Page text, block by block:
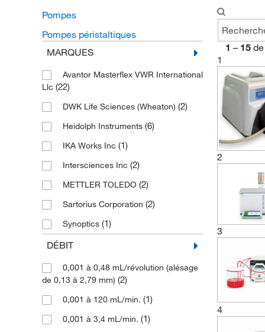
Pompes
Pompes péristaltiques
MARQUES
Avantor Masterflex VWR International
Llc (22)
DWK Life Sciences (Wheaton) (2)
Heidolph Instruments (6)
IKA Works Inc (1)
Intersciences Inc (2)
METTLER TOLEDO (2)
Sartorius Corporation (2)
Synoptics (1)
Thermo Fisher Scientific
Watson Marlow (15)
DÉBIT
0,001 à 0,48 mL/révolution (alésage
de 0,13 à 2,79 mm) (2)
0,001 à 120 mL/min. (1)
0,001 à 3,4 mL/min. (1)
1 – 15 de
1
2
3
4